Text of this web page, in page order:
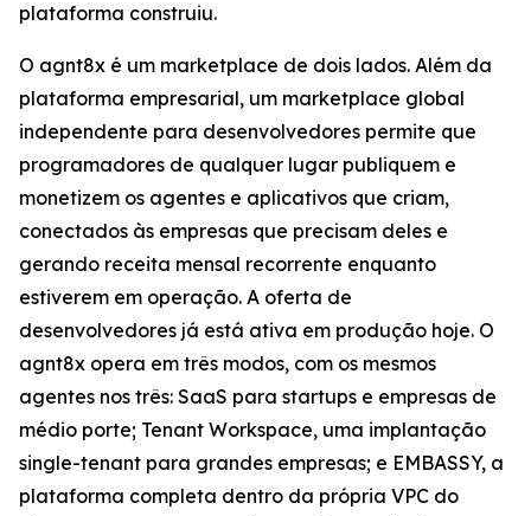
plataforma construiu.
O agnt8x é um marketplace de dois lados. Além da
plataforma empresarial, um marketplace global
independente para desenvolvedores permite que
programadores de qualquer lugar publiquem e
monetizem os agentes e aplicativos que criam,
conectados às empresas que precisam deles e
gerando receita mensal recorrente enquanto
estiverem em operação. A oferta de
desenvolvedores já está ativa em produção hoje. O
agnt8x opera em três modos, com os mesmos
agentes nos três: SaaS para startups e empresas de
médio porte; Tenant Workspace, uma implantação
single-tenant para grandes empresas; e EMBASSY, a
plataforma completa dentro da própria VPC do